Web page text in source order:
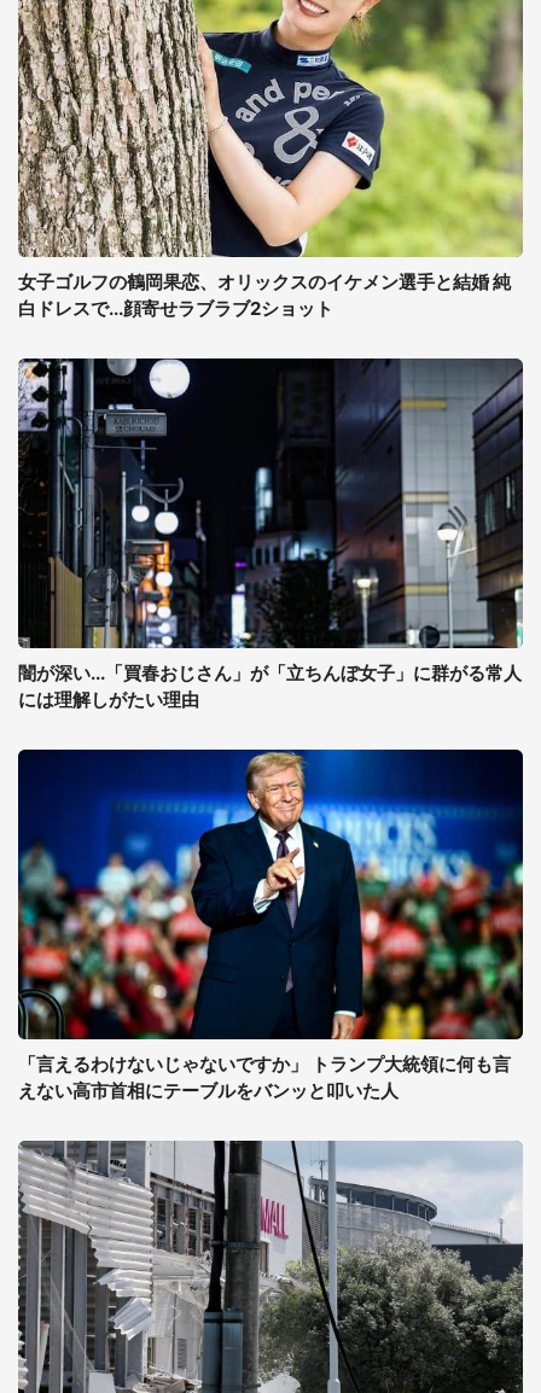
女子ゴルフの鶴岡果恋、オリックスのイケメン選手と結婚 純
白ドレスで...顔寄せラブラブ2ショット
闇が深い...「買春おじさん」が「立ちんぼ女子」に群がる常人
には理解しがたい理由
「言えるわけないじゃないですか」 トランプ大統領に何も言
えない高市首相にテーブルをバンッと叩いた人